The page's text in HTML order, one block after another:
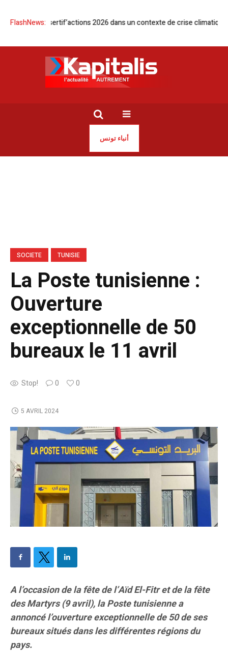
FlashNews:
Desertif’actions 2026 dans un contexte de crise climatique
أنباء تونس
SOCIETE TUNISIE
La Poste tunisienne :
Ouverture
exceptionnelle de 50
bureaux le 11 avril
Stop! 0 0
5 AVRIL 2024
A l’occasion de la fête de l’Aïd El-Fitr et de la fête
des Martyrs (9 avril), la Poste tunisienne a
annoncé l’ouverture exceptionnelle de 50 de ses
bureaux situés dans les différentes régions du
pays.